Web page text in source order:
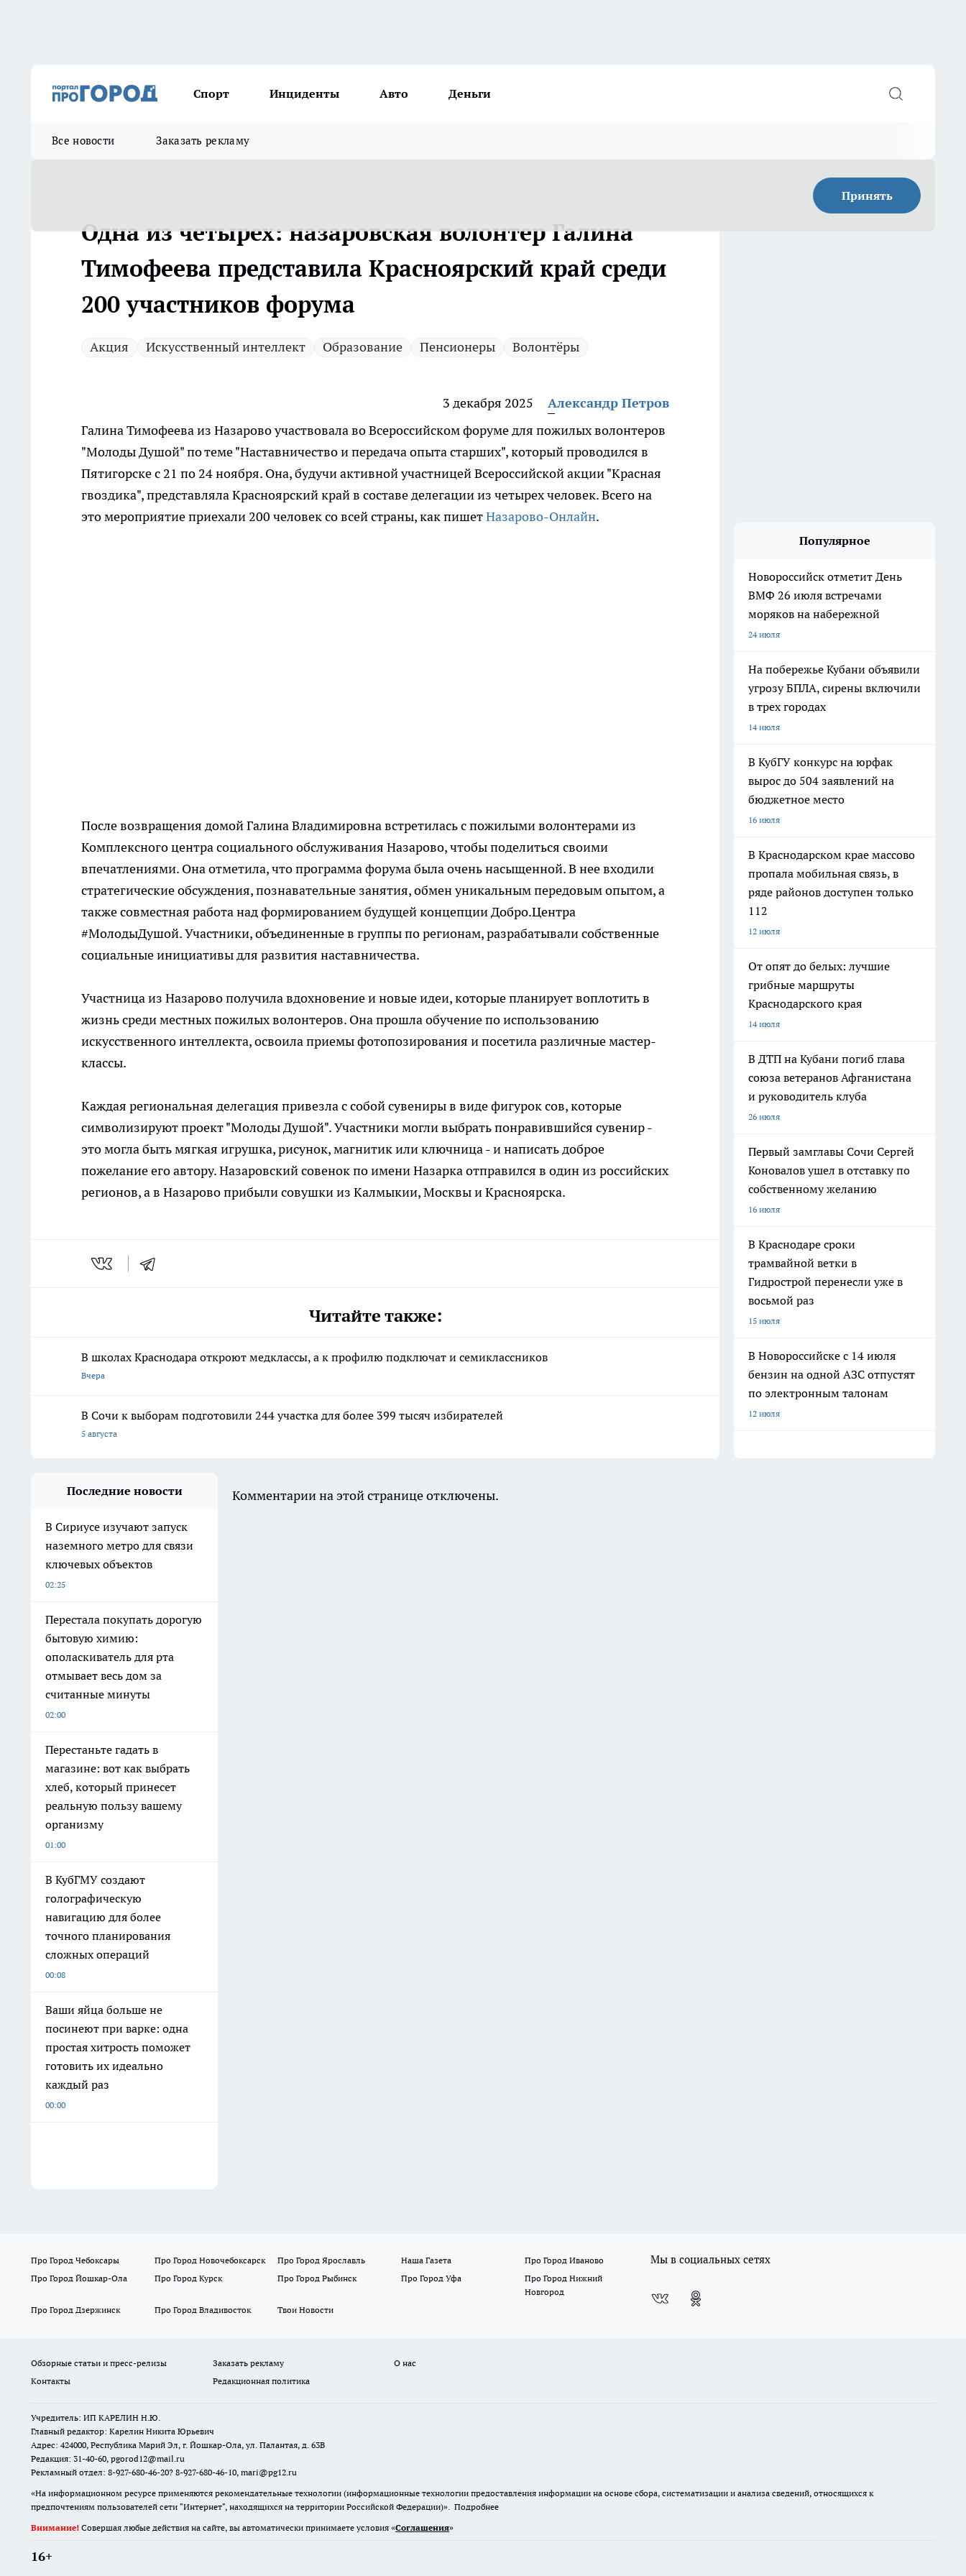
Спорт Инциденты Авто Деньги
Все новости Заказать рекламу
Принять
Одна из четырех: назаровская волонтер Галина
Тимофеева представила Красноярский край среди
200 участников форума
Акция Искусственный интеллект Образование Пенсионеры Волонтёры
3 декабря 2025
Александр Петров
Галина Тимофеева из Назарово участвовала во Всероссийском форуме для пожилых волонтеров
"Молоды Душой" по теме "Наставничество и передача опыта старших", который проводился в
Пятигорске с 21 по 24 ноября. Она, будучи активной участницей Всероссийской акции "Красная
гвоздика", представляла Красноярский край в составе делегации из четырех человек. Всего на
это мероприятие приехали 200 человек со всей страны, как пишетНазарово-Онлайн.
После возвращения домой Галина Владимировна встретилась с пожилыми волонтерами из
Комплексного центра социального обслуживания Назарово, чтобы поделиться своими
впечатлениями. Она отметила, что программа форума была очень насыщенной. В нее входили
стратегические обсуждения, познавательные занятия, обмен уникальным передовым опытом, а
также совместная работа над формированием будущей концепции Добро.Центра
#МолодыДушой. Участники, объединенные в группы по регионам, разрабатывали собственные
социальные инициативы для развития наставничества.
Участница из Назарово получила вдохновение и новые идеи, которые планирует воплотить в
жизнь среди местных пожилых волонтеров. Она прошла обучение по использованию
искусственного интеллекта, освоила приемы фотопозирования и посетила различные мастер-
классы.
Каждая региональная делегация привезла с собой сувениры в виде фигурок сов, которые
символизируют проект "Молоды Душой". Участники могли выбрать понравившийся сувенир -
это могла быть мягкая игрушка, рисунок, магнитик или ключница - и написать доброе
пожелание его автору. Назаровский совенок по имени Назарка отправился в один из российских
регионов, а в Назарово прибыли совушки из Калмыкии, Москвы и Красноярска.
Читайте также:
В школах Краснодара откроют медклассы, а к профилю подключат и семиклассников
Вчера
В Сочи к выборам подготовили 244 участка для более 399 тысяч избирателей
5 августа
Популярное
Новороссийск отметит День
ВМФ 26 июля встречами
моряков на набережной
24 июля
На побережье Кубани объявили
угрозу БПЛА, сирены включили
в трех городах
14 июля
В КубГУ конкурс на юрфак
вырос до 504 заявлений на
бюджетное место
16 июля
В Краснодарском крае массово
пропала мобильная связь, в
ряде районов доступен только
112
12 июля
От опят до белых: лучшие
грибные маршруты
Краснодарского края
14 июля
В ДТП на Кубани погиб глава
союза ветеранов Афганистана
и руководитель клуба
26 июля
Первый замглавы Сочи Сергей
Коновалов ушел в отставку по
собственному желанию
16 июля
В Краснодаре сроки
трамвайной ветки в
Гидрострой перенесли уже в
восьмой раз
15 июля
В Новороссийске с 14 июля
бензин на одной АЗС отпустят
по электронным талонам
12 июля
Последние новости
В Сириусе изучают запуск
наземного метро для связи
ключевых объектов
02:25
Перестала покупать дорогую
бытовую химию:
ополаскиватель для рта
отмывает весь дом за
считанные минуты
02:00
Перестаньте гадать в
магазине: вот как выбрать
хлеб, который принесет
реальную пользу вашему
организму
01:00
В КубГМУ создают
голографическую
навигацию для более
точного планирования
сложных операций
00:08
Ваши яйца больше не
посинеют при варке: одна
простая хитрость поможет
готовить их идеально
каждый раз
00:00
Комментарии на этой странице отключены.
Про Город Чебоксары Про Город Новочебоксарск Про Город Ярославль Наша Газета
Про Город Иваново
Про Город Йошкар-Ола
Про Город Курск Про Город Рыбинск Про Город Уфа
Про Город Нижний
Новгород
Про Город Дзержинск
Про Город Владивосток Твои Новости
Мы в социальных сетях
Обзорные статьи и пресс-релизы Заказать рекламу
О нас
Контакты
Редакционная политика
Учредитель: ИП КАРЕЛИН Н.Ю.
Главный редактор: Карелин Никита Юрьевич
Адрес: 424000, Республика Марий Эл, г. Йошкар-Ола, ул. Палантая, д. 63В
Редакция: 31-40-60, pgorod12@mail.ru
Рекламный отдел: 8-927-680-46-20? 8-927-680-46-10, mari@pg12.ru
«На информационном ресурсе применяются рекомендательные технологии (информационные технологии предоставления информации на основе сбора, систематизации и анализа сведений, относящихся к
предпочтениям пользователей сети "Интернет", находящихся на территории Российской Федерации)». Подробнее
Внимание! Совершая любые действия на сайте, вы автоматически принимаете условия «Cоглашения»
16+